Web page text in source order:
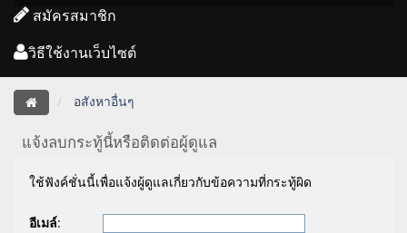
สมัครสมาชิก
วิธีใช้งานเว็บไซต์
อสังหาอื่นๆ
แจ้งลบกระทู้นี้หรือติดต่อผู้ดูแล
ใช้ฟังค์ชั่นนี้เพื่อแจ้งผู้ดูแลเกี่ยวกับข้อความที่กระทู้ผิด
อีเมล์: